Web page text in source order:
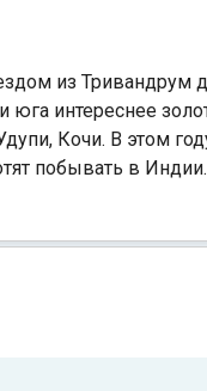
из Тривандрум
интереснее
Кочи. В этом
побывать в Индии.